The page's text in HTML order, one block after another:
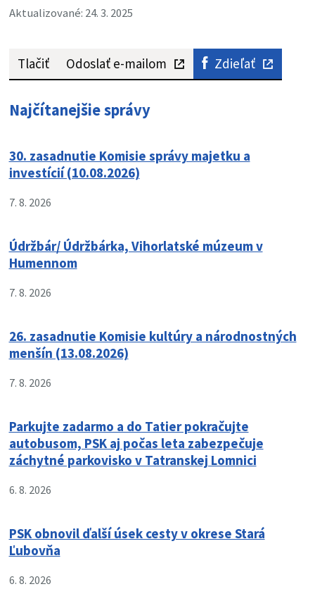
Aktualizované: 24. 3. 2025
Tlačiť Odoslať e-mailom Zdieľať
Najčítanejšie správy
30. zasadnutie Komisie správy majetku a
investícií (10.08.2026)
7. 8. 2026
Údržbár/ Údržbárka, Vihorlatské múzeum v
Humennom
7. 8. 2026
26. zasadnutie Komisie kultúry a národnostných
menšín (13.08.2026)
7. 8. 2026
Parkujte zadarmo a do Tatier pokračujte
autobusom, PSK aj počas leta zabezpečuje
záchytné parkovisko v Tatranskej Lomnici
6. 8. 2026
PSK obnovil ďalší úsek cesty v okrese Stará
Ľubovňa
6. 8. 2026